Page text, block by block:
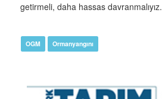
getirmeli, daha hassas davranmalıyız.
OGM Ormanyangını